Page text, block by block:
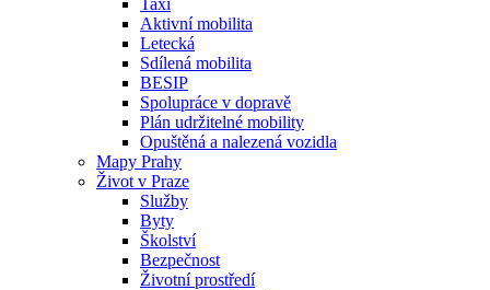
Taxi
Aktivní mobilita
Letecká
Sdílená mobilita
BESIP
Spolupráce v dopravě
Plán udržitelné mobility
Opuštěná a nalezená vozidla
Mapy Prahy
Život v Praze
Služby
Byty
Školství
Bezpečnost
Životní prostředí